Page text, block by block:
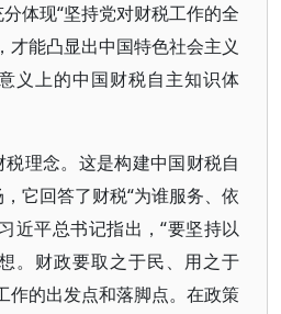
体现“坚持党对财税工作的全
才能凸显出中国特色社会主义
义上的中国财税自主知识体
理念。这是构建中国财税自
它回答了财税“为谁服务、依
近平总书记指出，“要坚持以
。财政要取之于民、用之于
作的出发点和落脚点。在政策